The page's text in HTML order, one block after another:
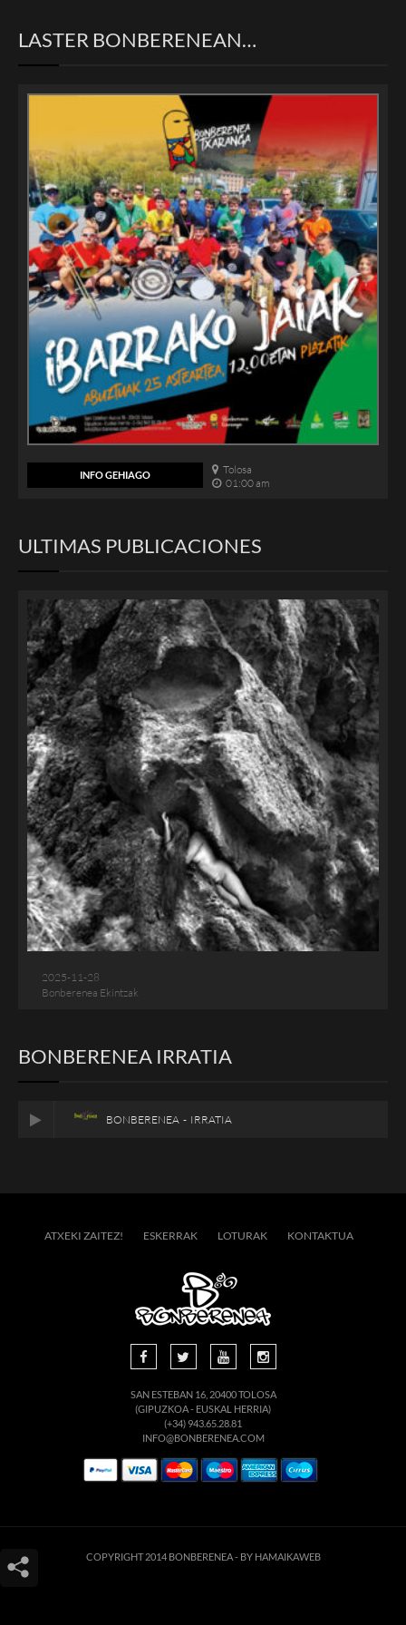
LASTER BONBERENEAN…
INFO GEHIAGO
Tolosa
01:00 am
ULTIMAS PUBLICACIONES
2025-11-28
Bonberenea Ekintzak
BONBERENEA IRRATIA
BONBERENEA - IRRATIA
ATXEKI ZAITEZ! ESKERRAK LOTURAK KONTAKTUA
SAN ESTEBAN 16, 20400 TOLOSA
(GIPUZKOA - EUSKAL HERRIA)
(+34) 943.65.28.81
INFO@BONBERENEA.COM
COPYRIGHT 2014 BONBERENEA - BY HAMAIKAWEB